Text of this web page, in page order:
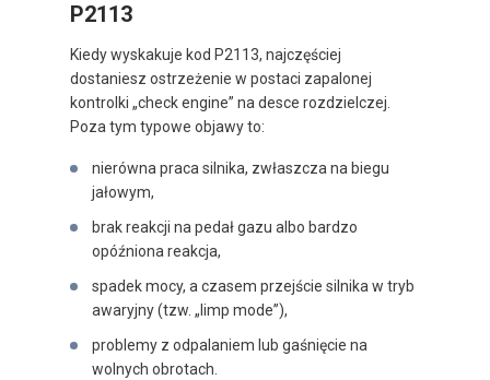
P2113
Kiedy wyskakuje kod P2113, najczęściej
dostaniesz ostrzeżenie w postaci zapalonej
kontrolki „check engine” na desce rozdzielczej.
Poza tym typowe objawy to:
nierówna praca silnika, zwłaszcza na biegu
jałowym,
brak reakcji na pedał gazu albo bardzo
opóźniona reakcja,
spadek mocy, a czasem przejście silnika w tryb
awaryjny (tzw. „limp mode”),
problemy z odpalaniem lub gaśnięcie na
wolnych obrotach.